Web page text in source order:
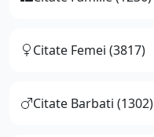
Citate Femei (3817)
Citate Barbati (1302)